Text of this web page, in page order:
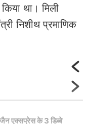
था। मिली
निशीथ प्रमाणिक
एक्सप्रेस के 3 डिब्बे